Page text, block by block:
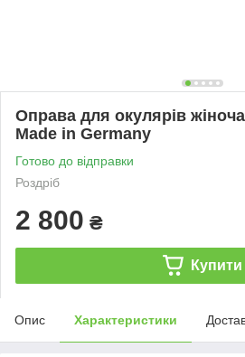
Оправа для окулярів
Made in Germany
Готово до відправки
Роздріб
2 800 ₴
Купити
Опис Характеристики